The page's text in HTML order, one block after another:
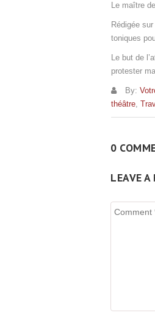
Le maître
Rédigée
toniques
Le but de
protester
By:
théâtre,
0
LEAVE A